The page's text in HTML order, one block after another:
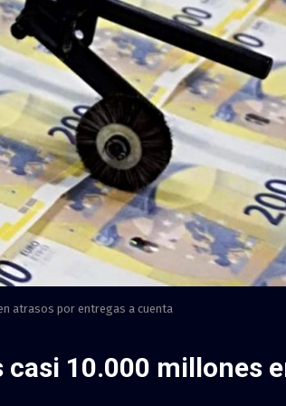
atrasos por entregas a cuenta
10.000 millones